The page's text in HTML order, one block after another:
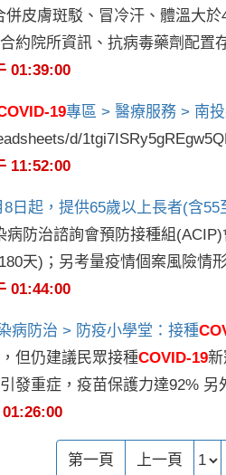
併皮膚斑駁、冒冷汗、體溫大
約院所資訊、抗病毒藥劑配置
01:39:00
19專區 > 醫療服務 > 南
d/
11:52:00
日起，提供65歲以上長者(含
防治諮詢會預防接種組
天)；另考量疫情個案風險情
01:44:00
病防治 > 防疫小學堂：接種
但仍建議民眾接種COVID-19
發重症，疫苗保護力達92%
第一頁 上一頁 前